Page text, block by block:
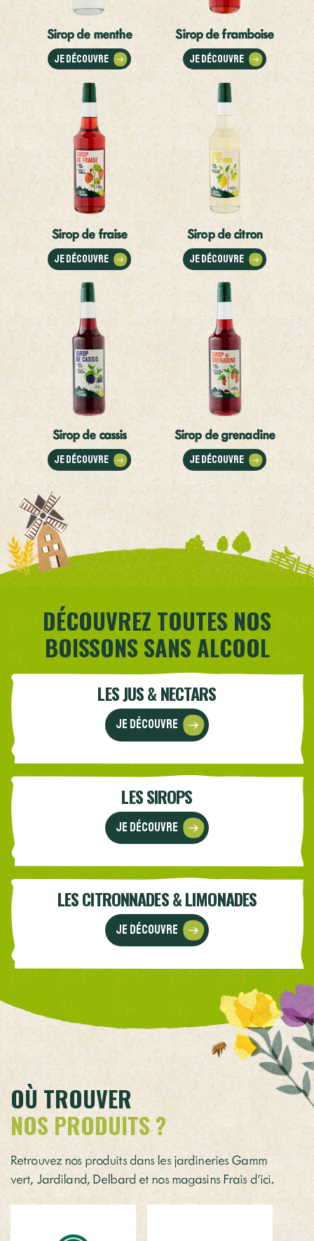
Sirop de menthe
Je découvre
Sirop de framboise
Je découvre
Sirop de fraise
Je découvre
Sirop de citron
Je découvre
Sirop de cassis
Je découvre
Sirop de grenadine
Je découvre
DÉCOUVREZ TOUTES NOS
BOISSONS SANS ALCOOL
LES JUS & NECTARS
Je découvre
LES SIROPS
Je découvre
LES CITRONNADES & LIMONADES
Je découvre
OÙ TROUVER
NOS PRODUITS ?
Retrouvez nos produits dans les jardineries Gamm
vert, Jardiland, Delbard et nos magasins Frais d’ici.